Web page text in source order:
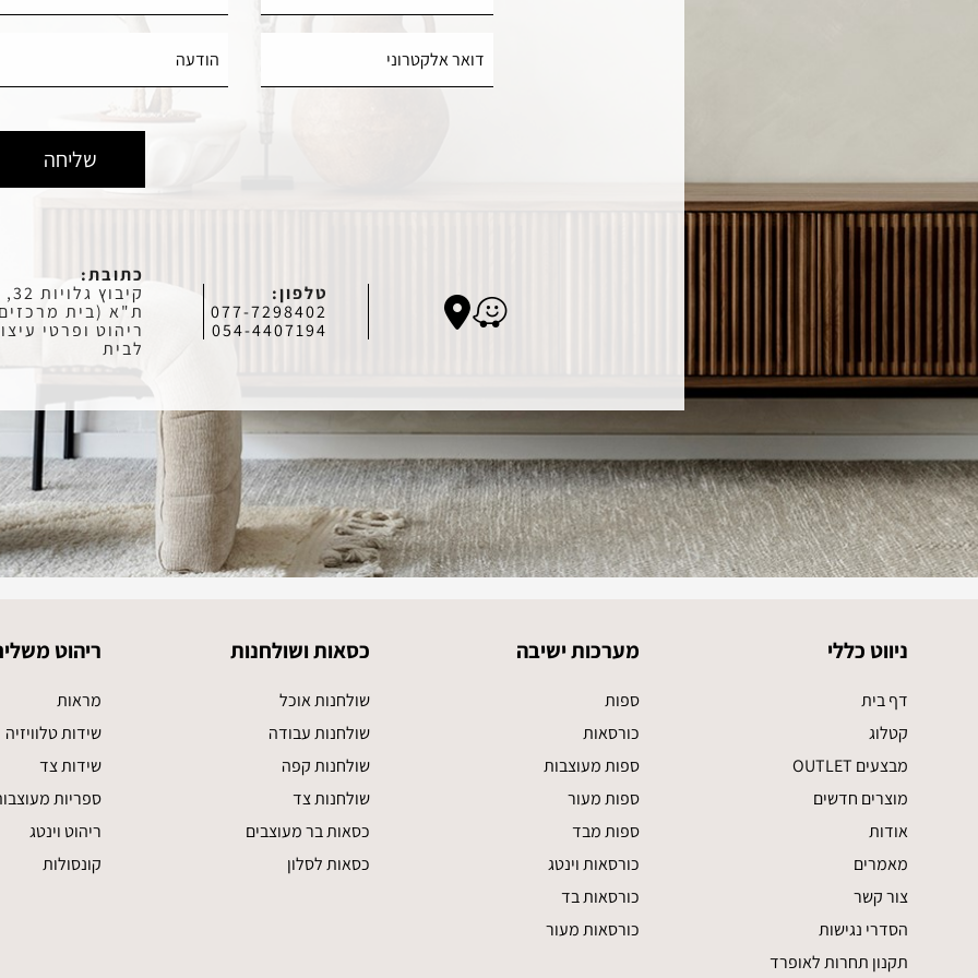
טלפון:
077-7298402
054-4407194
כתובת:
קיבוץ גלויות 32,
ת"א (בית
ריהוט ופרטי
לבית
ניווט כללי
דף בית
קטלוג
מבצעים OUTLET
מוצרים חדשים
אודות
מאמרים
צור קשר
הסדרי נגישות
תקנון תחרות לאופרד
מערכות ישיבה
ספות
כורסאות
ספות מעוצבות
ספות מעור
ספות מבד
כורסאות וינטג
כורסאות בד
כורסאות מעור
כסאות ושולחנות
שולחנות אוכל
שולחנות עבודה
שולחנות קפה
שולחנות צד
כסאות בר מעוצבים
כסאות לסלון
ריהוט
מראות
שידות טלוויזיה
שידות צד
ספריות
ריהוט וינטג
קונסולות